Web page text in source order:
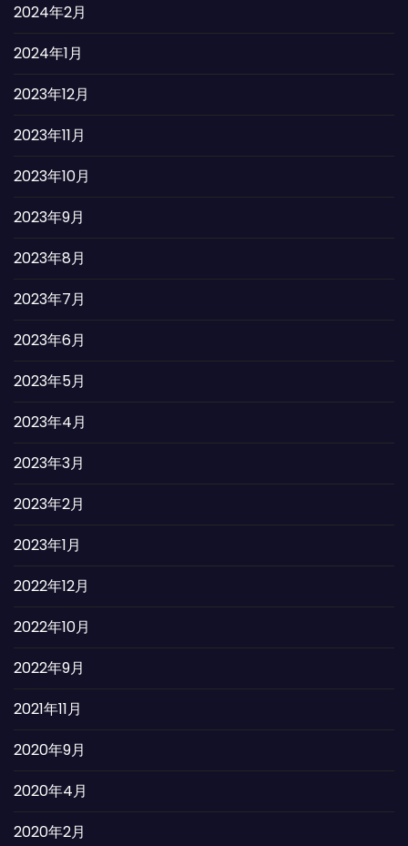
2024年2月
2024年1月
2023年12月
2023年11月
2023年10月
2023年9月
2023年8月
2023年7月
2023年6月
2023年5月
2023年4月
2023年3月
2023年2月
2023年1月
2022年12月
2022年10月
2022年9月
2021年11月
2020年9月
2020年4月
2020年2月